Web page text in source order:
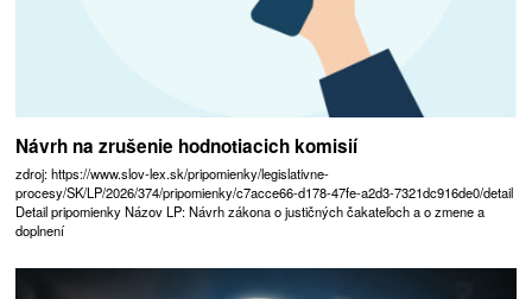
Návrh na zrušenie hodnotiacich komisií
zdroj: https://www.slov-lex.sk/pripomienky/legislativne-
procesy/SK/LP/2026/374/pripomienky/c7acce66-d178-47fe-a2d3-7321dc916de0/detail
Detail pripomienky Názov LP: Návrh zákona o justičných čakateľoch a o zmene a
doplnení